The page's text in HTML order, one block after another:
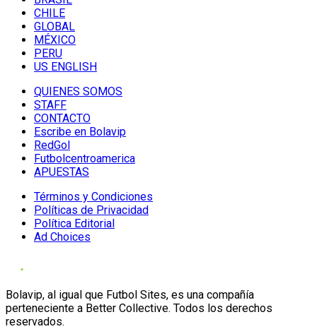
CHILE
GLOBAL
MÉXICO
PERU
US ENGLISH
QUIENES SOMOS
STAFF
CONTACTO
Escribe en Bolavip
RedGol
Futbolcentroamerica
APUESTAS
Términos y Condiciones
Políticas de Privacidad
Política Editorial
Ad Choices
Bolavip, al igual que Futbol Sites, es una compañía
perteneciente a Better Collective. Todos los derechos
reservados.